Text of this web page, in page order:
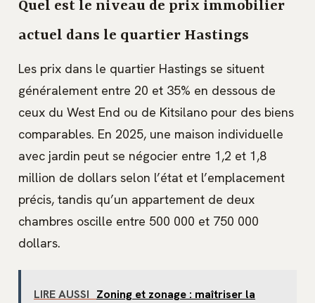
Quel est le niveau de prix immobilier
actuel dans le quartier Hastings
Les prix dans le quartier Hastings se situent
généralement entre 20 et 35% en dessous de
ceux du West End ou de Kitsilano pour des biens
comparables. En 2025, une maison individuelle
avec jardin peut se négocier entre 1,2 et 1,8
million de dollars selon l’état et l’emplacement
précis, tandis qu’un appartement de deux
chambres oscille entre 500 000 et 750 000
dollars.
LIRE AUSSI Zoning et zonage : maîtriser la